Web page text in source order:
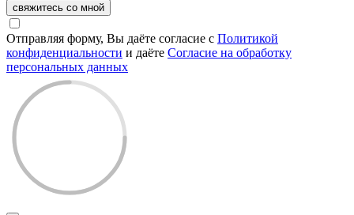
свяжитесь со мной
Отправляя форму, Вы даёте согласие с Политикой
конфиденциальности и даёте Согласие на обработку
персональных данных